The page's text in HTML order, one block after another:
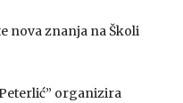
nova znanja na Školi
organizira